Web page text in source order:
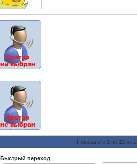
Показано с 1 по 12 из
Быстрый переход